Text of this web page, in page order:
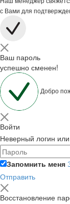
с Вами для
Ваш пароль
успешно сменен!
Добро
Войти
Неверный логин
Запомнить меня
Отправить
Восстановление